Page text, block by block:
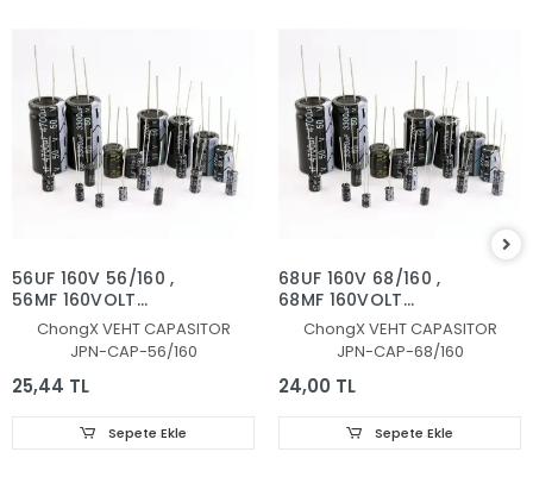
56UF 160V 56/160 ,
56MF 160VOLT
KONDANSATÖR
ChongX VEHT CAPASITOR
JPN-CAP-56/160
25,44 TL
Sepete Ekle
68UF 160V 68/160 ,
68MF 160VOLT
KONDANSATÖR
ChongX VEHT CAPASITOR
JPN-CAP-68/160
24,00 TL
Sepete Ekle